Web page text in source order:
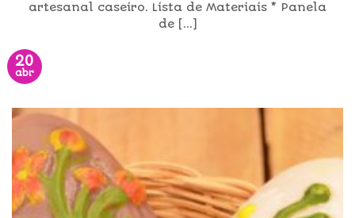
artesanal caseiro. Lista de Materiais * Panela
de [...]
20
abr